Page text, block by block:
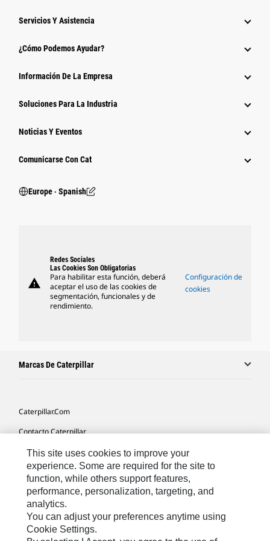
Servicios Y Asistencia
¿Cómo Podemos Ayudar?
Información De La Empresa
Soluciones Para La Industria
Noticias Y Eventos
Comunicarse Con Cat
Europe ‧ Spanish
warning
Redes Sociales
Las Cookies Son Obligatorias
Para habilitar esta función, deberá
aceptar el uso de las cookies de
segmentación, funcionales y de
rendimiento.
Configuración de
cookies
Marcas De Caterpillar
Caterpillar.com
Contacto Caterpillar
Mis Preferencias De Marketing
Mapa Del Sitio
Cookie Settings
Aviso Legal
Privacidad
This site uses cookies to improve your
experience. Some are required for the site to
function, while others support features,
performance, personalization, targeting, and
analytics.
You can adjust your preferences anytime using
Cookie Settings.